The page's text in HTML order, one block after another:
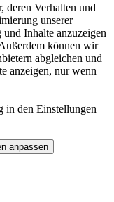
deren Verhalten und
unserer
Inhalte anzuzeigen
können wir
abgleichen und
anzeigen, nur wenn
den Einstellungen
anpassen